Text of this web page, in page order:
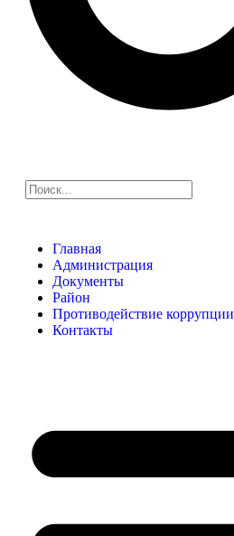
Главная
Администрация
Документы
Район
Противодействие коррупции
Контакты